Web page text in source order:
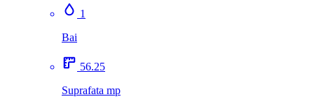
1
Bai
56.25
Suprafata mp